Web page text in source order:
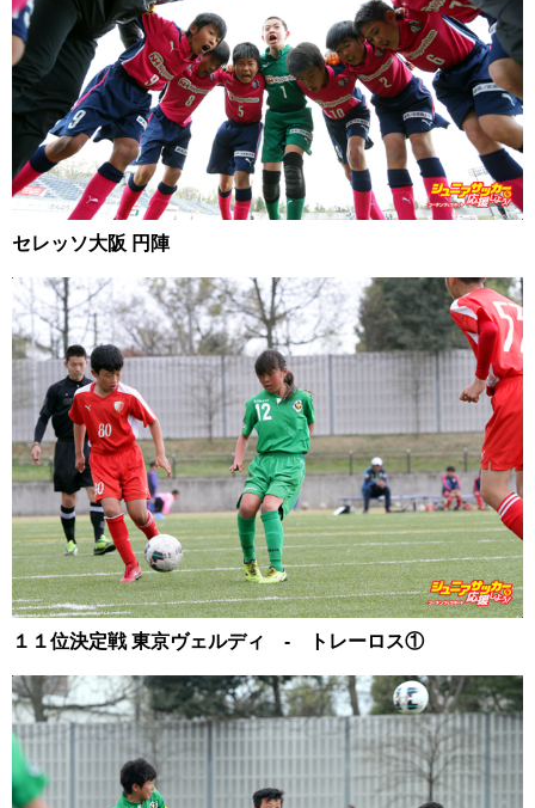
セレッソ大阪 円陣
１１位決定戦 東京ヴェルディ - トレーロス①